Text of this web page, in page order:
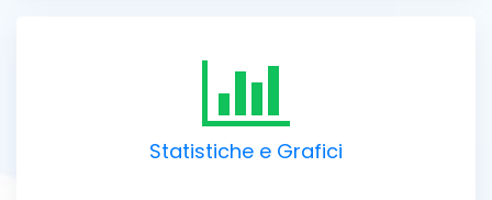
Statistiche e Grafici